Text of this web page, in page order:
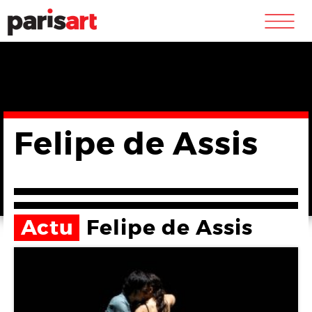
m
Felipe de Assis
Actu Felipe de Assis